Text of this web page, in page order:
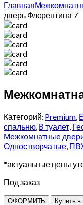
Главная
дверь Флорентина 7
Категорий: Premium,
спальню, В туалет,
Межкомнатные
Одностворчатые,
*актуальные цены
Под заказ
ОФОРМИТЬ Купить в